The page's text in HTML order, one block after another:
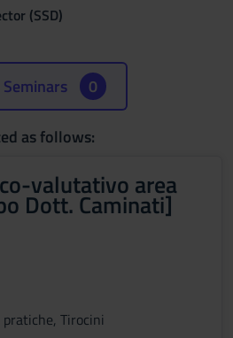
(SSD)
Seminars 0
as follows:
valutativo area
Dott. Caminati]
Tirocini